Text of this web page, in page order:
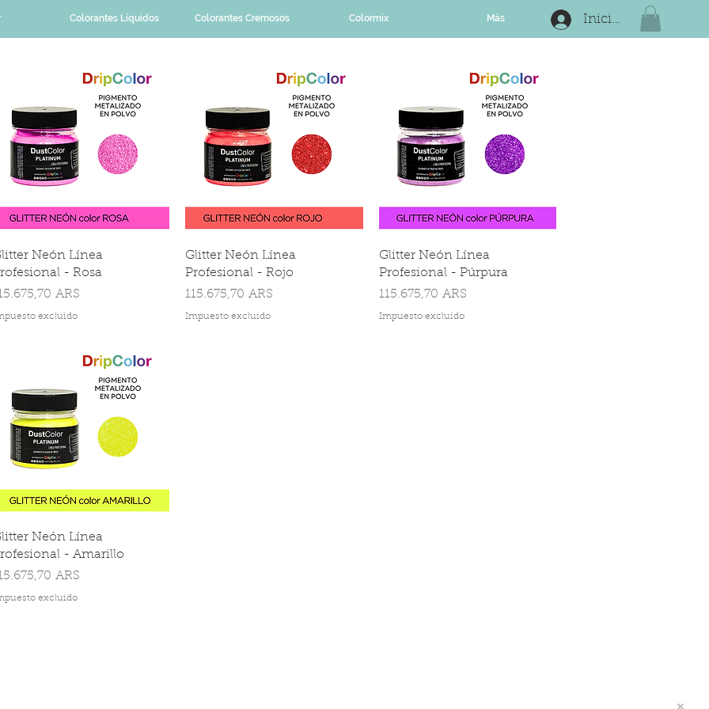
Iniciar sesión
Colorantes Líquidos Colorantes Cremosos Colormix Más
Neón Línea
- Rosa
ARS
excluido
Glitter Neón Línea
Profesional - Rojo
Precio
115.675,70 ARS
Impuesto excluido
Glitter Neón Línea
Profesional - Púrpura
Precio
115.675,70 ARS
Impuesto excluido
Neón Línea
- Amarillo
ARS
excluido